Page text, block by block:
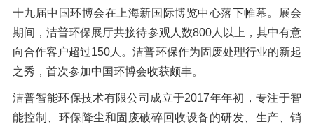
环锤式粉碎机 鼓式粉碎机
轮胎钢丝分离机 通用型粉碎机
破碎设备
反击式破碎机 颚式破碎机
圆锥破碎机
重型锤式破碎机 移动式破碎站
挤压成型设备
RDF成型机
液压打包机
成套机组
封闭式破碎系统 废轮胎热解系统
分选分离设备
新闻资讯
走进洁普
联系我们
十九届中国环博会在上海新国际博览中心落下帷幕。展会
期间，洁普环保展厅共接待参观人数800人以上，其中有意
向合作客户超过150人。洁普环保作为固废处理行业的新起
之秀，首次参加中国环博会收获颇丰。
洁普智能环保技术有限公司成立于2017年年初，专注于智
能控制、环保降尘和固废破碎回收设备的研发、生产、销